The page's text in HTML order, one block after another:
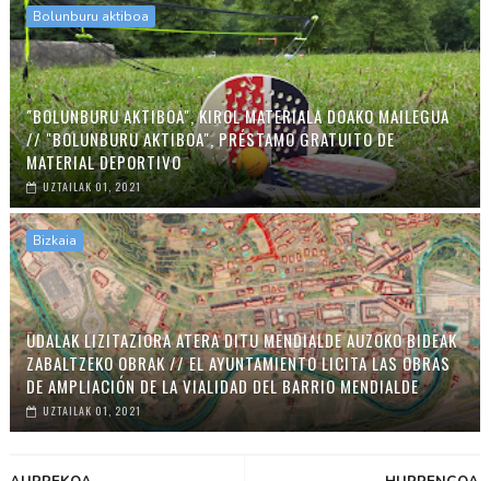
Bolunburu aktiboa
"BOLUNBURU AKTIBOA", KIROL MATERIALA DOAKO MAILEGUA
// "BOLUNBURU AKTIBOA", PRÉSTAMO GRATUITO DE
MATERIAL DEPORTIVO
UZTAILAK 01, 2021
Bizkaia
UDALAK LIZITAZIORA ATERA DITU MENDIALDE AUZOKO BIDEAK
ZABALTZEKO OBRAK // EL AYUNTAMIENTO LICITA LAS OBRAS
DE AMPLIACIÓN DE LA VIALIDAD DEL BARRIO MENDIALDE
UZTAILAK 01, 2021